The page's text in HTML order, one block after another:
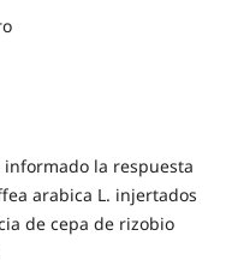
la respuesta
arabica L. injertados
de cepa de rizobio